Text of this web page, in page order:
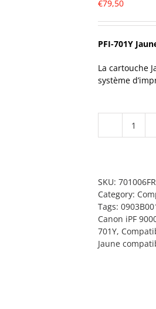
€79,50
PFI-701Y
La cartouche
système
PFI-
SKU: 701006FR
Category:
Tags:
Canon iPF
701Y,
Jaune